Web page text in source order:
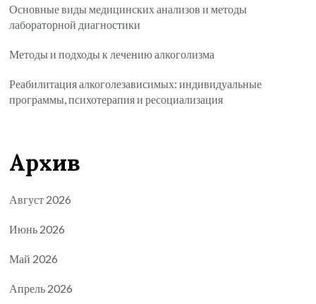
Основные виды медицинских анализов и методы
лабораторной диагностики
Методы и подходы к лечению алкоголизма
Реабилитация алкоголезависимых: индивидуальные
программы, психотерапия и ресоциализация
Архив
Август 2026
Июнь 2026
Май 2026
Апрель 2026